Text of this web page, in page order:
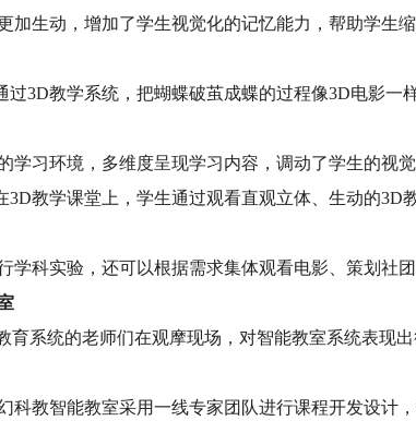
加生动，增加了学生视觉化的记忆能力，帮助学生
3D教学系统，把蝴蝶破茧成蝶的过程像3D电影一
学习环境，多维度呈现学习内容，调动了学生的视
教学课堂上，学生通过观看直观立体、生动的3D
学科实验，还可以根据需求集体观看电影、策划社
育系统的老师们在观摩现场，对智能教室系统表现
科教智能教室采用一线专家团队进行课程开发设计